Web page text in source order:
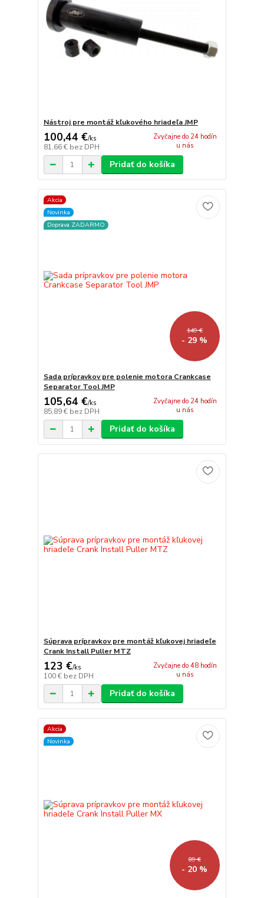
Nástroj pre montáž kľukového hriadeľa JMP
100,44 €/ks
81,66 € bez DPH
Zvyčajne do 24 hodín
u nás
Pridať do košíka
Akcia
Novinka
Doprava ZADARMO
149 €
- 29 %
Sada prípravkov pre polenie motora Crankcase
Separator Tool JMP
105,64 €/ks
85,89 € bez DPH
Zvyčajne do 24 hodín
u nás
Pridať do košíka
Súprava prípravkov pre montáž kľukovej hriadeľe
Crank Install Puller MTZ
123 €/ks
100 € bez DPH
Zvyčajne do 48 hodín
u nás
Pridať do košíka
Akcia
Novinka
89 €
- 20 %